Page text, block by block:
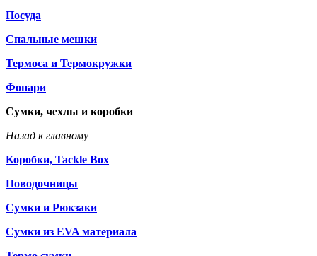
Посуда
Спальные мешки
Термоса и Термокружки
Фонари
Сумки, чехлы и коробки
Назад к главному
Коробки, Tackle Box
Поводочницы
Сумки и Рюкзаки
Сумки из EVA материала